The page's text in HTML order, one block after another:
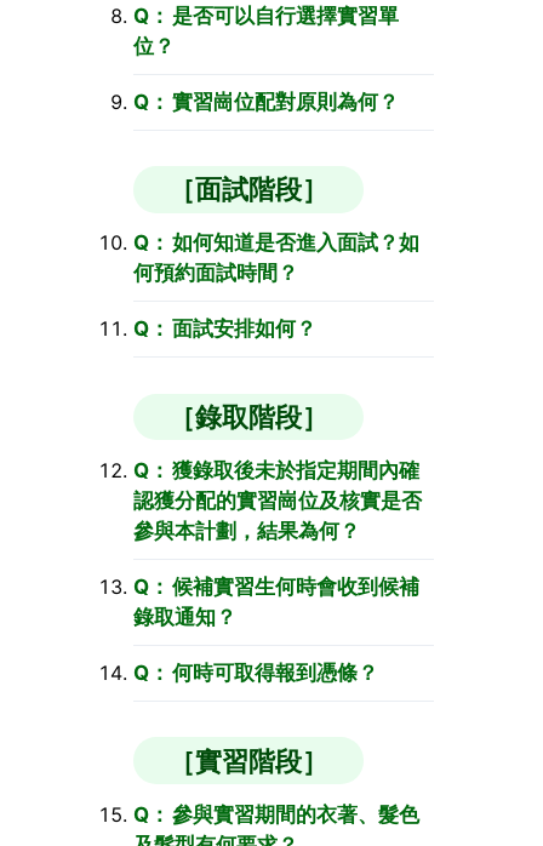
是否可以自行選擇實習單
位？
實習崗位配對原則為何？
［面試階段］
如何知道是否進入面試？如
何預約面試時間？
面試安排如何？
［錄取階段］
獲錄取後未於指定期間內確
認獲分配的實習崗位及核實是否
參與本計劃，結果為何？
候補實習生何時會收到候補
錄取通知？
何時可取得報到憑條？
［實習階段］
參與實習期間的衣著、髮色